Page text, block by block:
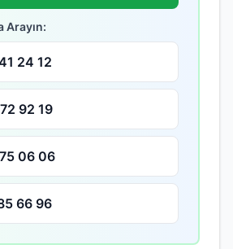
Arayın:
24 12
92 19
06 06
66 96